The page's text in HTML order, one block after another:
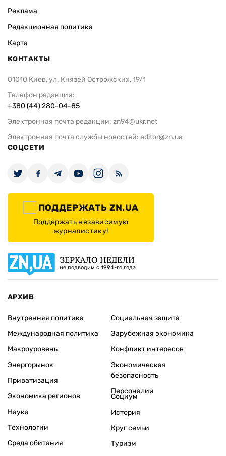
Реклама
Редакционная политика
Карта
КОНТАКТЫ
01010 Киев, ул. Князей Острожских, 19/1
Телефон редакции:
+380 (44) 280-04-85
Электронная почта редакции: zn94@ukr.net
Электронная почта службы новостей: editor@zn.ua
СОЦСЕТИ
ПОДДЕРЖАТЬ ZN.UA
Поддержать независимую
журналистику!
ЗЕРКАЛО НЕДЕЛИ
не подводим с 1994-го года
АРХИВ
Внутренняя политика
Международная политика
Макроуровень
Энергорынок
Приватизация
Экономика регионов
Социальная защита
Зарубежная экономика
Конфликт интересов
Экономическая
безопасность
Персоналии
Наука
Технологии
Среда обитания
Социум
История
Круг семьи
Туризм